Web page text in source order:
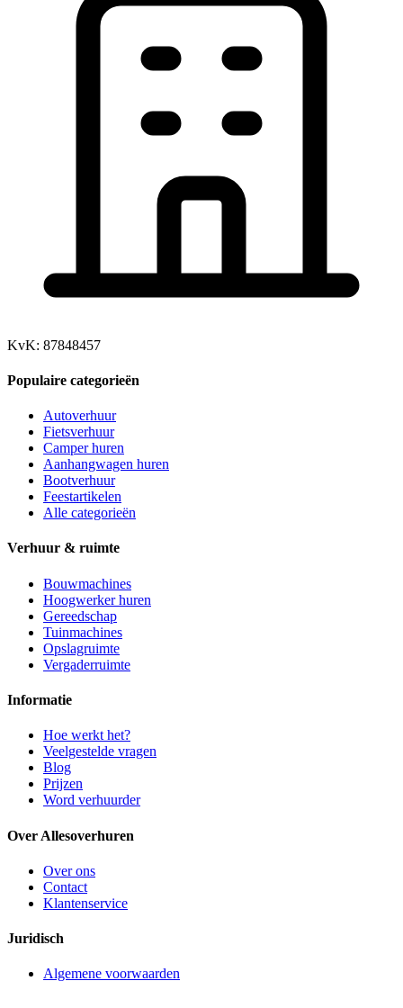
KvK: 87848457
Populaire categorieën
Autoverhuur
Fietsverhuur
Camper huren
Aanhangwagen huren
Bootverhuur
Feestartikelen
Alle categorieën
Verhuur & ruimte
Bouwmachines
Hoogwerker huren
Gereedschap
Tuinmachines
Opslagruimte
Vergaderruimte
Informatie
Hoe werkt het?
Veelgestelde vragen
Blog
Prijzen
Word verhuurder
Over Allesoverhuren
Over ons
Contact
Klantenservice
Juridisch
Algemene voorwaarden